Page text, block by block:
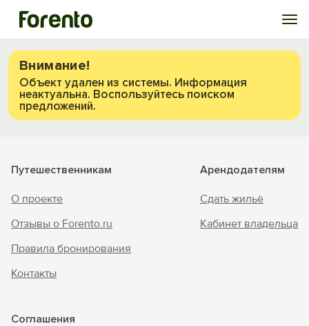
Войти
Избранное
Внимание!
Объект удален из системы. Информация
неактуальна. Воспользуйтесь поиском
предложений.
Путешественникам
О проекте
Отзывы о Forento.ru
Правила бронирования
Контакты
Арендодателям
Сдать жильё
Кабинет владельца
Соглашения